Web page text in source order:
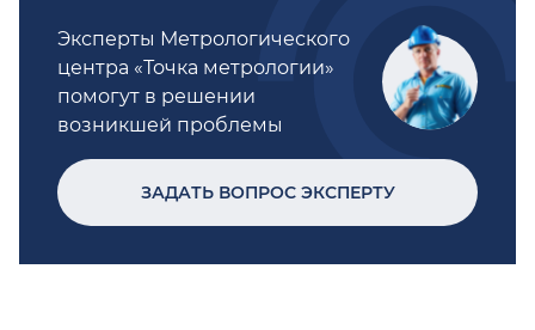
Эксперты Метрологического
центра «Точка метрологии»
помогут в решении
возникшей проблемы
ЗАДАТЬ ВОПРОС ЭКСПЕРТУ